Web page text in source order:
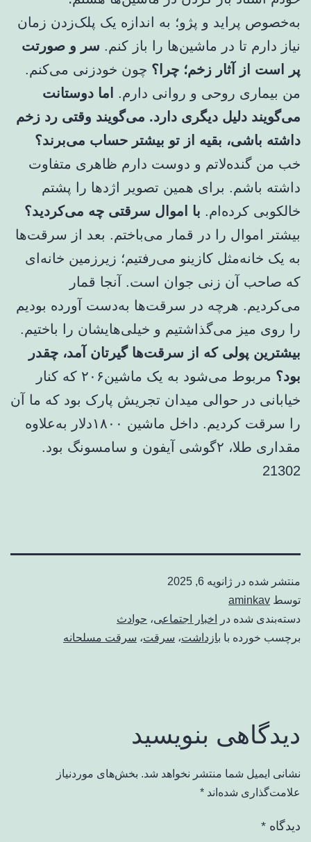
به‌خصوص پراید و پژو؛ به اندازه یک پلک‌زدن زمان
نیاز دارم تا در ماشین‌ها را باز کنم. سر و صورتت
پر است از آثار زخم؛ چرا؟ چون خودزنی می‌کنم.
من بیماری روحی و روانی دارم.
اما دوستانت
می‌گویند دلیل دیگری دارد. می‌گویند وقتی رد زخم
داشته باشی، بقیه از تو بیشتر حساب می‌برند؟
خب من گنده‌لاتم و دوست دارم ظاهری متفاوت
داشته باشم. برای همین تصویر اژدها را پشتم
خالکوبی کرده‌ام. با اموال سرقتی چه می‌کردید؟
بیشتر اموال را در قمار می‌باختم. بعد از سرقت‌ها
به یک خانه‌مثل کازینو می‌رفتیم؛‌ زیرزمین خانه‌ای
که صاحب آن زنی جوان است. آنجا قمار
می‌کردیم. هرچه در سرقت‌ها به‌دست آورده بودیم
را روی میز می‌گذاشتیم و خیلی‌هایشان را باختیم.
بیشترین پولی که از سرقت‌ها گیرتان آمد، چقدر
بود؟
مربوط می‌شود به یک ماشین۲۰۶ که کنار
خیابانی در حوالی میدان تجریش پارک بود که ما آن
را سرقت کردیم. داخل ماشین ۱۸۰۰دلار به‌علاوه
مقداری طلا، ۲گوشی آیفون و سامسونگ بود.
21302
منتشر شده در ژانویه 6, 2025
توسط aminkav
دسته‌بندی شده در
اخبار اجتماعی، حوادث
برچسب خورده با بازداشت، سرقت، سرقت مسلحانه
دیدگاهی بنویسید
نشانی ایمیل شما منتشر نخواهد شد. بخش‌های موردنیاز
علامت‌گذاری شده‌اند *
دیدگاه *